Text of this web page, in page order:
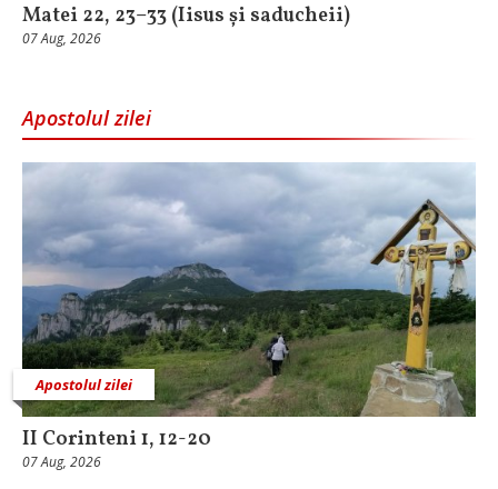
Matei 22, 23–33 (Iisus și saducheii)
07 Aug, 2026
Apostolul zilei
Apostolul zilei
II Corinteni 1, 12-20
07 Aug, 2026